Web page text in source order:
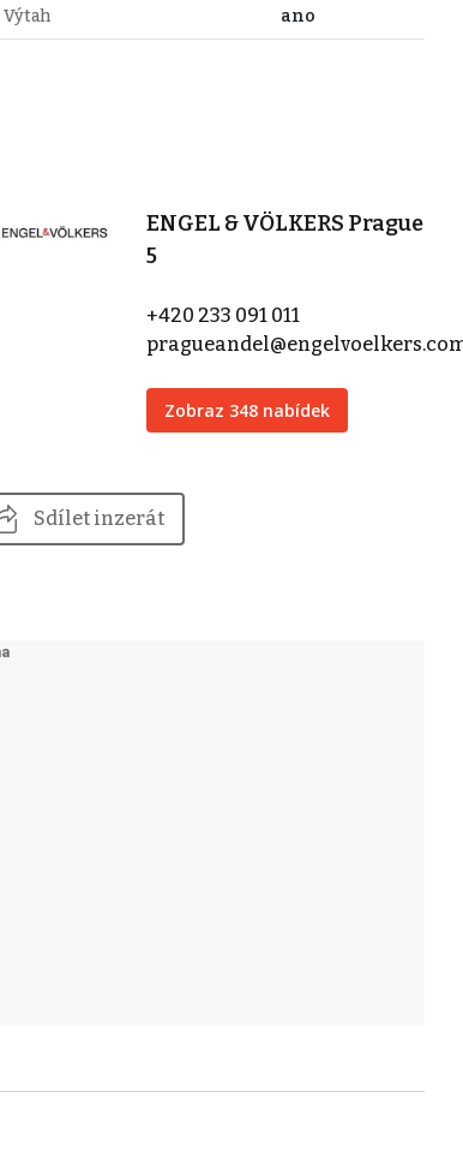
Výtah ano
ENGEL & VÖLKERS Prague
5
+420 233 091 011
Zobraz 348 nabídek
Sdílet inzerát